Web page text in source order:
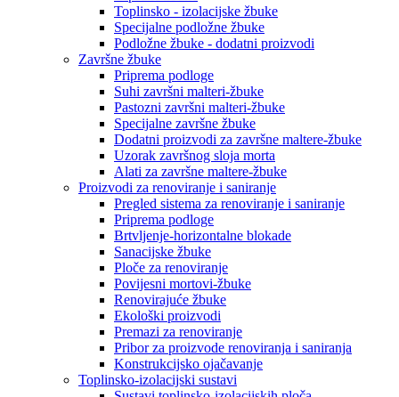
Toplinsko - izolacijske žbuke
Specijalne podložne žbuke
Podložne žbuke - dodatni proizvodi
Završne žbuke
Priprema podloge
Suhi završni malteri-žbuke
Pastozni završni malteri-žbuke
Specijalne završne žbuke
Dodatni proizvodi za završne maltere-žbuke
Uzorak završnog sloja morta
Alati za završne maltere-žbuke
Proizvodi za renoviranje i saniranje
Pregled sistema za renoviranje i saniranje
Priprema podloge
Brtvljenje-horizontalne blokade
Sanacijske žbuke
Ploče za renoviranje
Povijesni mortovi-žbuke
Renovirajuće žbuke
Ekološki proizvodi
Premazi za renoviranje
Pribor za proizvode renoviranja i saniranja
Konstrukcijsko ojačavanje
Toplinsko-izolacijski sustavi